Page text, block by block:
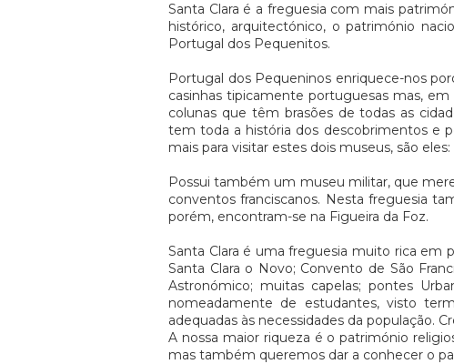
Santa Clara é a freguesia com mais
histórico, arquitectónico, o património
Portugal dos Pequenitos.
Portugal dos Pequeninos enriquece-nos
casinhas tipicamente portuguesas mas,
colunas que têm brasões de todas as
tem toda a história dos descobrimentos e
mais para visitar estes dois museus, são
Possui também um museu militar, que
conventos franciscanos. Nesta freguesia
porém, encontram-se na Figueira da Foz.
Santa Clara é uma freguesia muito rica em
Santa Clara o Novo; Convento de São
Astronómico; muitas capelas; pontes
nomeadamente de estudantes, visto
adequadas às necessidades da população.
A nossa maior riqueza é o património
mas também queremos dar a conhecer o